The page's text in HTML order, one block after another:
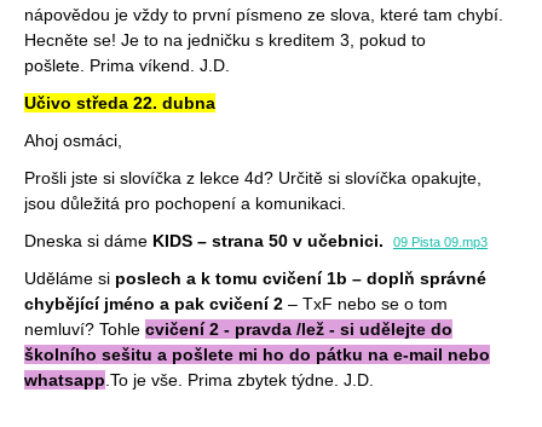
nápovědou je vždy to první písmeno ze slova, které tam chybí.
Hecněte se! Je to na jedničku s kreditem 3, pokud to
pošlete. Prima víkend. J.D.
Učivo středa 22. dubna
Ahoj osmáci,
Prošli jste si slovíčka z lekce 4d? Určitě si slovíčka opakujte,
jsou důležitá pro pochopení a komunikaci.
Dneska si dáme KIDS – strana 50 v učebnici. 09 Pista 09.mp3
Uděláme si poslech a k tomu cvičení 1b – doplň správné
chybějící jméno a pak cvičení 2 – TxF nebo se o tom
nemluví? Tohle cvičení 2 - pravda /lež - si udělejte do
školního sešitu a pošlete mi ho do pátku na e-mail nebo
whatsapp To je vše. Prima zbytek týdne. J.D.